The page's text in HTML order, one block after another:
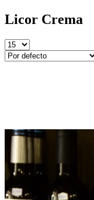
Licor Crema